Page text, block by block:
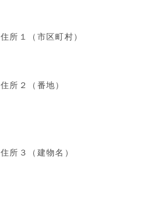
住所１（市区町村）
住所２（番地）
住所３（建物名）